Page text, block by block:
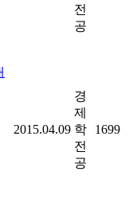
전
공
2015.04.09
경
제
학
전
공
1699